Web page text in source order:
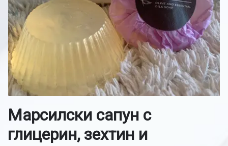
Марсилски сапун с
глицерин, зехтин и